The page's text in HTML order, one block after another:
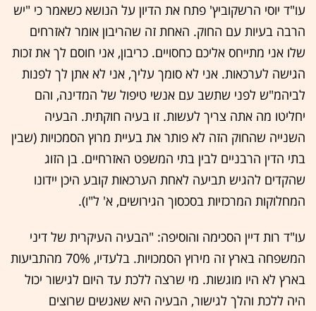
עו"ד יוסי הרשקוביץ' פתח את הדיון על הנושא כשאמר כי "יש
הרבה בעיות עם החוק. האחת זה שהריבון אומר לאזרחים
שלו אני מתייחס אליכם כחסויים. כריבון, אני חוסם לך את זכות
הגישה לערכאות. אני לא סומך עליך, אני לא אתן לך לפנות
לביהמ"ש לפני שתשב עם אנשי טיפול של המדינה, והם
יחליטו מה אתה צריך לעשות. זו בעיה חוקתית. הבעיה
השנייה שהחוק הזה לא פותר את בעיית מרוץ הסמכויות (שבין
בתי הדין הרבניים לבין בתי המשפט האזרחיים. בן הזוג
שהקדים להגיש תביעה לאחת הערכאות קובע היכן יידונו
המחלוקות המרכזיות בסכסוך הגירושים, א' ל"ו).
עו"ד רות דיין הסכימה והוסיפה: "הבעיה העיקרית של דיני
המשפחה בארץ זה מירוץ הסמכויות. בלעדיו, 70% מהתביעות
בארץ לא היו מוגשות. מי שרצה ללכת עד היום לגישור יכול
היה ללכת והלך לגישור, הבעיה היא שאנשים שרוצים